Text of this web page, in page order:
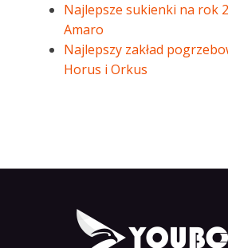
Najlepsze sukienki na rok
Amaro
Najlepszy zakład
Horus i Orkus